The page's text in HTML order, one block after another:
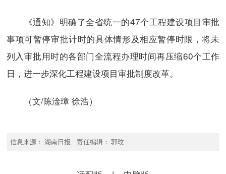
《通知》明确了全省统一的47个工程建设项目审批
事项可暂停审批计时的具体情形及相应暂停时限，将未
列入审批用时的各部门全流程办理时间再压缩60个工作
日，进一步深化工程建设项目审批制度改革。
（文/陈淦璋 徐浩）
信息来源： 湖南日报 责任编辑： 郭玟